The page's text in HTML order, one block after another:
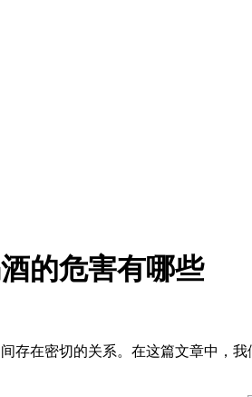
的危害有哪些
间存在密切的关系。在这篇文章中